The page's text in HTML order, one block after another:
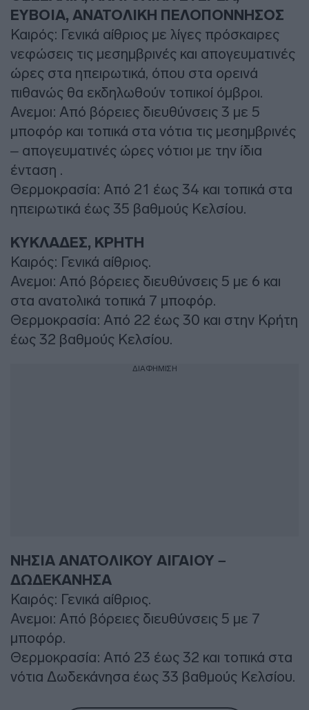
ΕΥΒΟΙΑ, ΑΝΑΤΟΛΙΚΗ ΠΕΛΟΠΟΝΝΗΣΟΣ
Καιρός: Γενικά αίθριος με λίγες πρόσκαιρες
νεφώσεις τις μεσημβρινές και απογευματινές
ώρες στα ηπειρωτικά, όπου στα ορεινά
πιθανώς θα εκδηλωθούν τοπικοί όμβροι.
Ανεμοι: Από βόρειες διευθύνσεις 3 με 5
μποφόρ και τοπικά στα νότια τις μεσημβρινές
– απογευματινές ώρες νότιοι με την ίδια
ένταση .
Θερμοκρασία: Από 21 έως 34 και τοπικά στα
ηπειρωτικά έως 35 βαθμούς Κελσίου.
ΚΥΚΛΑΔΕΣ, ΚΡΗΤΗ
Καιρός: Γενικά αίθριος.
Ανεμοι: Από βόρειες διευθύνσεις 5 με 6 και
στα ανατολικά τοπικά 7 μποφόρ.
Θερμοκρασία: Από 22 έως 30 και στην Κρήτη
έως 32 βαθμούς Κελσίου.
ΔΙΑΦΗΜΙΣΗ
ΝΗΣΙΑ ΑΝΑΤΟΛΙΚΟΥ ΑΙΓΑΙΟΥ –
ΔΩΔΕΚΑΝΗΣΑ
Καιρός: Γενικά αίθριος.
Ανεμοι: Από βόρειες διευθύνσεις 5 με 7
μποφόρ.
Θερμοκρασία: Από 23 έως 32 και τοπικά στα
νότια Δωδεκάνησα έως 33 βαθμούς Κελσίου.